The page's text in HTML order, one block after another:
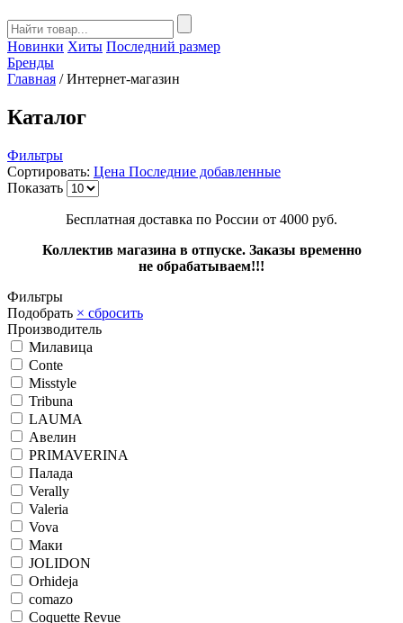
Новинки Хиты Последний размер
Бренды
Главная /Интернет-магазин
Каталог
Фильтры
Сортировать: Цена Последние добавленные
Показать
Бесплатная доставка по России от 4000 руб.
Коллектив магазина в отпуске. Заказы временно
не обрабатываем!!!
Фильтры
Подобрать × сбросить
Производитель
Милавица
Conte
Misstyle
Tribuna
LAUMA
Авелин
PRIMAVERINA
Палада
Verally
Valeria
Vova
Маки
JOLIDON
Orhideja
comazo
Coquette Revue